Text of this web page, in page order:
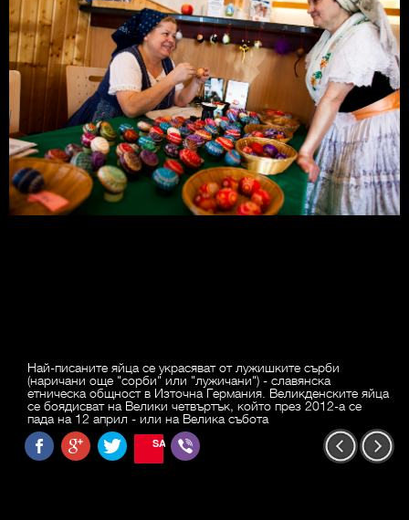
Най-писаните яйца се украсяват от лужишките сърби
(наричани още "сорби" или "лужичани") - славянска
етническа общност в Източна Германия. Великденските яйца
се боядисват на Велики четвъртък, който през 2012-а се
пада на 12 април - или на Велика събота
SAVE